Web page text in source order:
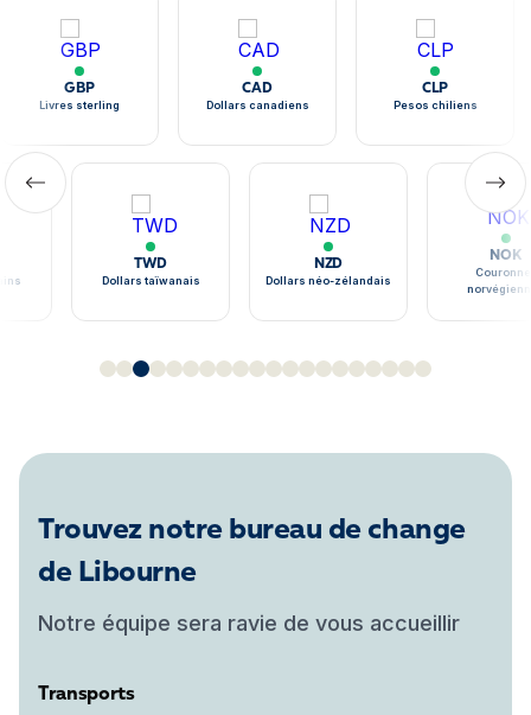
GBP
Livres sterling
CAD
Dollars canadiens
CLP
Pesos chiliens
TWD
Dollars taïwanais
NZD
Dollars néo-zélandais
NOK
Trouvez notre bureau de change
de Libourne
Notre équipe sera ravie de vous accueillir
Transports